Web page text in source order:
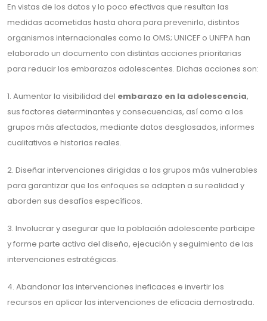
En vistas de los datos y lo poco efectivas que resultan las
medidas acometidas hasta ahora para prevenirlo, distintos
organismos internacionales como la OMS; UNICEF o UNFPA han
elaborado un documento con distintas acciones prioritarias
para reducir los embarazos adolescentes. Dichas acciones son:
1. Aumentar la visibilidad del embarazo en la adolescencia,
sus factores determinantes y consecuencias, así como a los
grupos más afectados, mediante datos desglosados, informes
cualitativos e historias reales.
2. Diseñar intervenciones dirigidas a los grupos más vulnerables
para garantizar que los enfoques se adapten a su realidad y
aborden sus desafíos específicos.
3. Involucrar y asegurar que la población adolescente participe
y forme parte activa del diseño, ejecución y seguimiento de las
intervenciones estratégicas.
4. Abandonar las intervenciones ineficaces e invertir los
recursos en aplicar las intervenciones de eficacia demostrada.